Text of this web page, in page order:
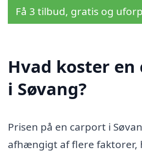
Få 3 tilbud, gratis og
Hvad koster
i Søvang?
Prisen på en carport i
afhængigt af flere faktorer,